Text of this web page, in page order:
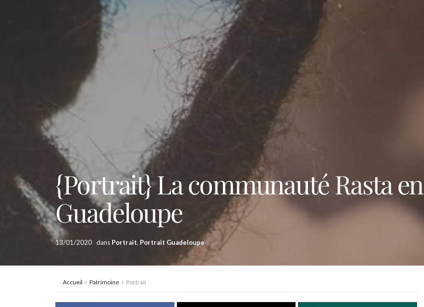
{Portrait} La communauté Rasta en
Guadeloupe
13/01/2020 dans Portrait, Portrait Guadeloupe
Accueil Patrimoine Portrait